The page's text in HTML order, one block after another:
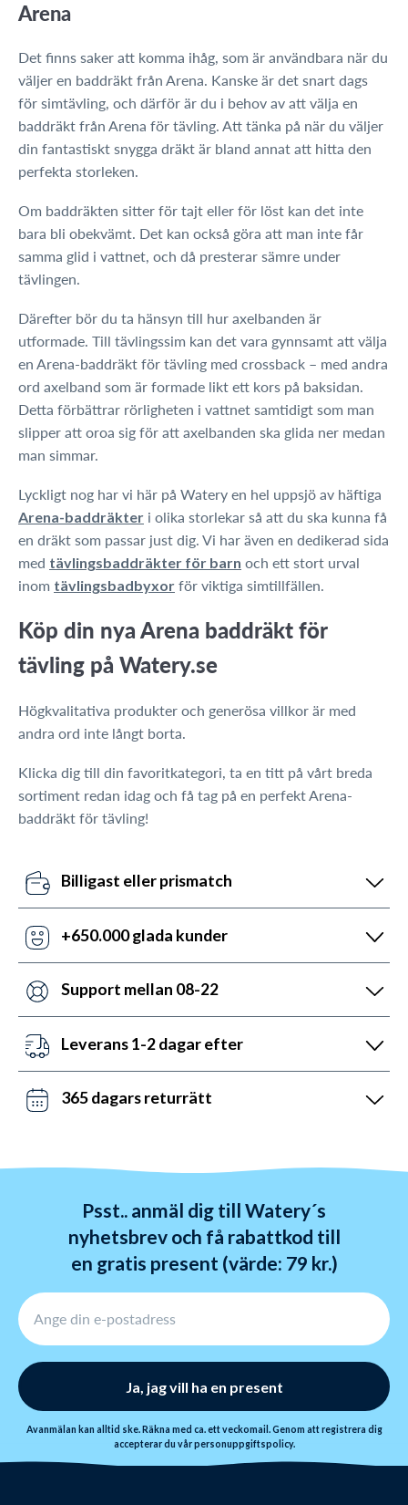
Arena
Det finns saker att komma ihåg, som är användbara när du
väljer en baddräkt från Arena. Kanske är det snart dags
för simtävling, och därför är du i behov av att välja en
baddräkt från Arena för tävling. Att tänka på när du väljer
din fantastiskt snygga dräkt är bland annat att hitta den
perfekta storleken.
Om baddräkten sitter för tajt eller för löst kan det inte
bara bli obekvämt. Det kan också göra att man inte får
samma glid i vattnet, och då presterar sämre under
tävlingen.
Därefter bör du ta hänsyn till hur axelbanden är
utformade. Till tävlingssim kan det vara gynnsamt att välja
en Arena-baddräkt för tävling med crossback – med andra
ord axelband som är formade likt ett kors på baksidan.
Detta förbättrar rörligheten i vattnet samtidigt som man
slipper att oroa sig för att axelbanden ska glida ner medan
man simmar.
Lyckligt nog har vi här på Watery en hel uppsjö av häftiga
Arena-baddräkter i olika storlekar så att du ska kunna få
en dräkt som passar just dig. Vi har även en dedikerad sida
med tävlingsbaddräkter för barn och ett stort urval
inom tävlingsbadbyxor för viktiga simtillfällen.
Köp din nya Arena baddräkt för
tävling på Watery.se
Högkvalitativa produkter och generösa villkor är med
andra ord inte långt borta.
Klicka dig till din favoritkategori, ta en titt på vårt breda
sortiment redan idag och få tag på en perfekt Arena-
baddräkt för tävling!
Billigast eller prismatch
Våra pris-robotar uppdaterar dagligen alla våra priser
jämfört med konkurrenterna. Missar de, så använd vår
prismatch med svar inom 24 timmar.
+650.000 glada kunder
Med +6 år på marknaden, så har vi hjälpt flera än
någon annan med utrustning till vattensport. Som tur
är kan vi skryta med 5.200 5-stjärniga recensioner
Support mellan 08-22
Vi är skapade för att hjälpa. Därför har vår kundtjänst
öppet måndag till fredag ​​från 08:00 till 22:00. Lördag
mellan 10:00 till 16:00 och söndag 14:00 till 22:00.
Leverans 1-2 dagar efter
Du kan uppnå detta genom att beställa innan 19.00
alla dagar i veckan – även på helger. Vi skickar med
Bring, BudBee, Postnord och DHL. Fri frakt över 799
365 dagars returrätt
behandlas inom 24 timmar.
Psst.. anmäl dig till Watery´s
nyhetsbrev och få rabattkod till
en gratis present (värde: 79 kr.)
Ja, jag vill ha en present
Avanmälan kan alltid ske. Räkna med ca. ett veckomail. Genom att registrera dig
accepterar du vårpersonuppgiftspolicy.